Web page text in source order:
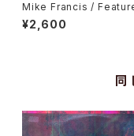
Mike Francis /
Love
¥2,600
同